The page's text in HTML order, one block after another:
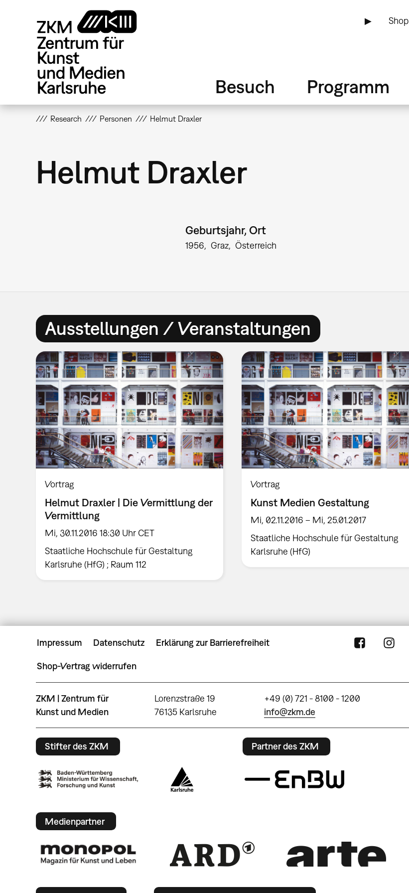
▶ Shop
Besuch Programm
Research Personen Helmut Draxler
Helmut Draxler
Geburtsjahr, Ort
1956 Graz Österreich
Ausstellungen / Veranstaltungen
Vortrag
Helmut Draxler | Die Vermittlung der
Vermittlung
Mi, 30.11.2016 18:30 Uhr CET
Staatliche Hochschule für Gestaltung
Karlsruhe (HfG) ; Raum 112
Vortrag
Kunst Medien Gestaltung
Mi, 02.11.2016 – Mi, 25.01.2017
Staatliche Hochschule für Gestaltung
Karlsruhe (HfG)
Impressum Datenschutz Erklärung zur Barrierefreiheit
Shop-Vertrag widerrufen
ZKM | Zentrum für
Kunst und Medien
Lorenzstraße 19
76135 Karlsruhe
+49 (0) 721 - 8100 - 1200
info@zkm.de
Stifter des ZKM Partner des ZKM
Medienpartner